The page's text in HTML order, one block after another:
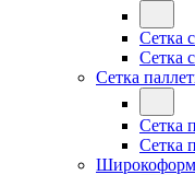
Сетка
Сетка
Сетка
Сетка
Сетка